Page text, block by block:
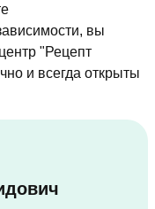
вы
"Рецепт
и всегда открыты